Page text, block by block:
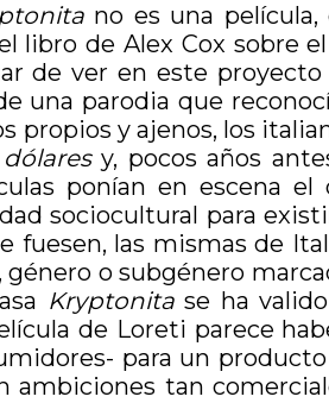
no es una
libro de Alex Cox sobre el
de ver en este
una parodia que
propios y ajenos, los
y, pocos años
ponían en escena
sociocultural para
fuesen, las mismas de
o subgénero
Kryptonitase ha
de Loreti parece
para un
ambiciones tan